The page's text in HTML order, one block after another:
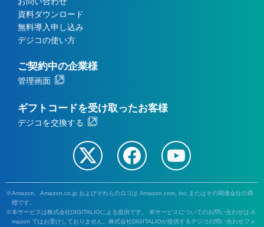
資料ダウンロード
無料導入申し込み
デジコの使い方
ご契約中の企業様
管理画面
ギフトコードを受け取ったお客様
デジコを交換する
Amazon、Amazon.co.jp およびそれらのロゴは Amazon.com, Inc.またはその関連会社の商
標です。
本サービスは株式会社DIGITALIOによる提供です。 本サービスについてのお問い合わせは A
mazon ではお受けしておりません。株式会社DIGITALIOが提供するデジコの問い合わせフォ